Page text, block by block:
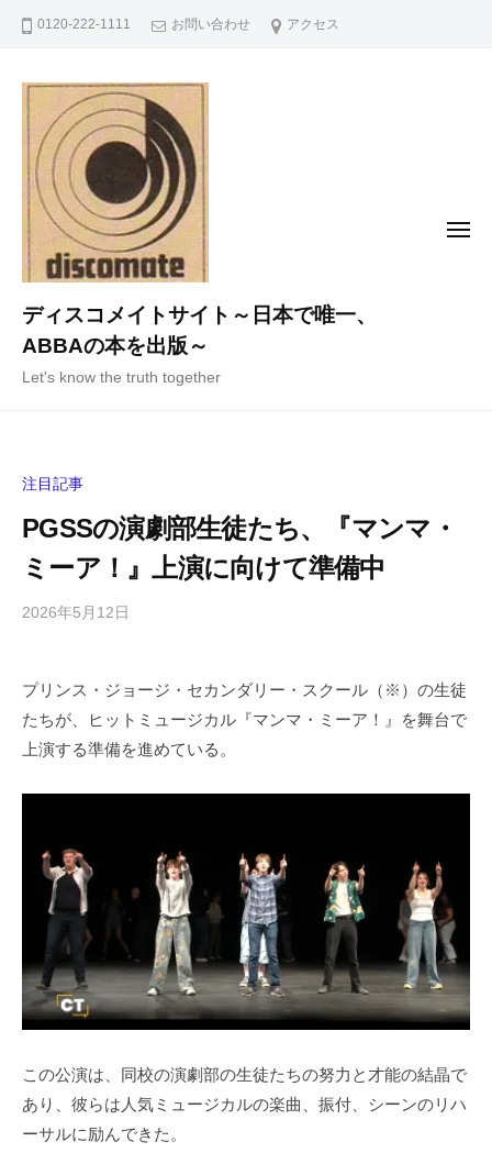
0120-222-1111 お問い合わせ アクセス
ディスコメイトサイト～日本で唯一、
ABBAの本を出版～
Let's know the truth together
メ
注目記事
PGSSの演劇部生徒たち、『マンマ・
ミーア！』上演に向けて準備中
2026年5月12日
i
g
a
h
m
の
コ
メ
ト
プリンス・ジョージ・セカンダリー・スクール（※）の生徒
たちが、ヒットミュージカル『マンマ・ミーア！』を舞台で
上演する準備を進めている。
この公演は、同校の演劇部の生徒たちの努力と才能の結晶で
あり、彼らは人気ミュージカルの楽曲、振付、シーンのリハ
ーサルに励んできた。